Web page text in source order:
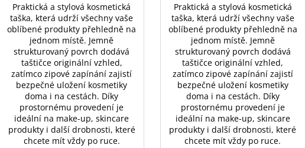
Praktická a stylová kosmetická
taška, která udrží všechny vaše
oblíbené produkty přehledně na
jednom místě. Jemně
strukturovaný povrch dodává
taštičce originální vzhled,
zatímco zipové zapínání zajistí
bezpečné uložení kosmetiky
doma i na cestách. Díky
prostornému provedení je
ideální na make-up, skincare
produkty i další drobnosti, které
chcete mít vždy po ruce.
Praktická a stylová kosmetická
taška, která udrží všechny vaše
oblíbené produkty přehledně na
jednom místě. Jemně
strukturovaný povrch dodává
taštičce originální vzhled,
zatímco zipové zapínání zajistí
bezpečné uložení kosmetiky
doma i na cestách. Díky
prostornému provedení je
ideální na make-up, skincare
produkty i další drobnosti, které
chcete mít vždy po ruce.